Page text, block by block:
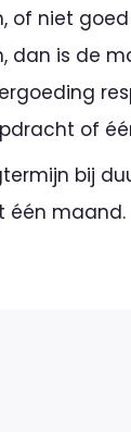
of niet
dan is de
of
bij
één maand.